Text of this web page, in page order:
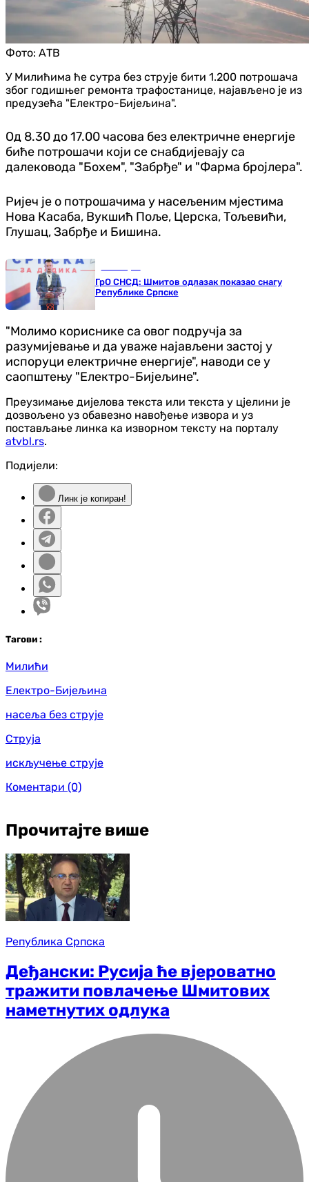
Фото: АТВ
У Милићима ће сутра без струје бити 1.200 потрошача
због годишњег ремонта трафостанице, најављено је из
предузећа "Електро-Бијељина".
Од 8.30 до 17.00 часова без електричне енергије
биће потрошачи који се снабдијевају са
далековода "Бохем", "Забрђе" и "Фарма бројлера".
Ријеч је о потрошачима у насељеним мјестима
Нова Касаба, Вукшић Поље, Церска, Тољевићи,
Глушац, Забрђе и Бишина.
ГрО СНСД: Шмитов одлазак показао снагу
Републике Српске
"Молимо кориснике са овог подручја за
разумијевање и да уваже најављени застој у
испоруци електричне енергије", наводи се у
саопштењу "Електро-Бијељине".
Преузимање дијелова текста или текста у цјелини је
дозвољено уз обавезно навођење извора и уз
постављање линка ка изворном тексту на порталу
atvbl.rs.
Подијели:
Линк је копиран!
Тагови :
Милићи
Електро-Бијељина
насеља без струје
Струја
искључење струје
Коментари (0)
Прочитајте више
Република Српска
Деђански: Русија ће вјероватно
тражити повлачење Шмитових
наметнутих одлука